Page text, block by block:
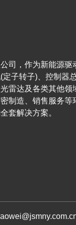
司，作为新能源驱
子转子)、控制器
雷达及各类其他领
制造、销售服务等
套解决方案。